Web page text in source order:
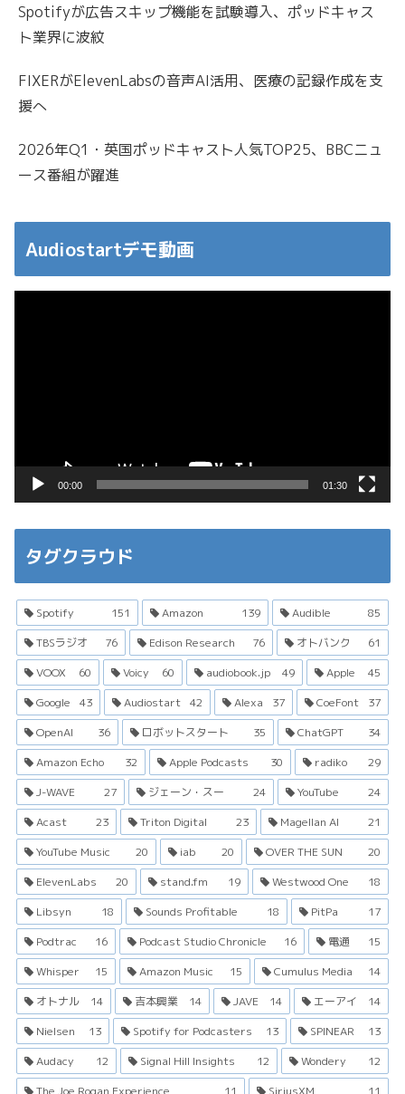
Spotifyが広告スキップ機能を試験導入、ポッドキャス
ト業界に波紋
FIXERがElevenLabsの音声AI活用、医療の記録作成を支
援へ
2026年Q1・英国ポッドキャスト人気TOP25、BBCニュ
ース番組が躍進
Audiostartデモ動画
00:00 01:30
タグクラウド
Spotify 151 Amazon 139 Audible
85
TBSラジオ
76 Edison Research 76 オトバンク
61
VOOX
60 Voicy 60 audiobook.jp 49 Apple
45
Google
43 Audiostart 42 Alexa 37 CoeFont
37
OpenAI
36 ロボットスタート 35 ChatGPT
34
Amazon Echo
32 Apple Podcasts 30 radiko
29
J-WAVE
27 ジェーン・スー 24 YouTube
24
Acast
23 Triton Digital 23 Magellan AI
21
YouTube Music
20 iab 20 OVER THE SUN
20
ElevenLabs
20 stand.fm 19 Westwood One
18
Libsyn
18 Sounds Profitable 18 PitPa
17
Podtrac
16 Podcast Studio Chronicle 16 電通
15
Whisper
15 Amazon Music 15 Cumulus Media
14
オトナル
14 吉本興業 14 JAVE 14 エーアイ
14
Nielsen
13 Spotify for Podcasters 13 SPINEAR
13
Audacy
12 Signal Hill Insights 12 Wondery
12